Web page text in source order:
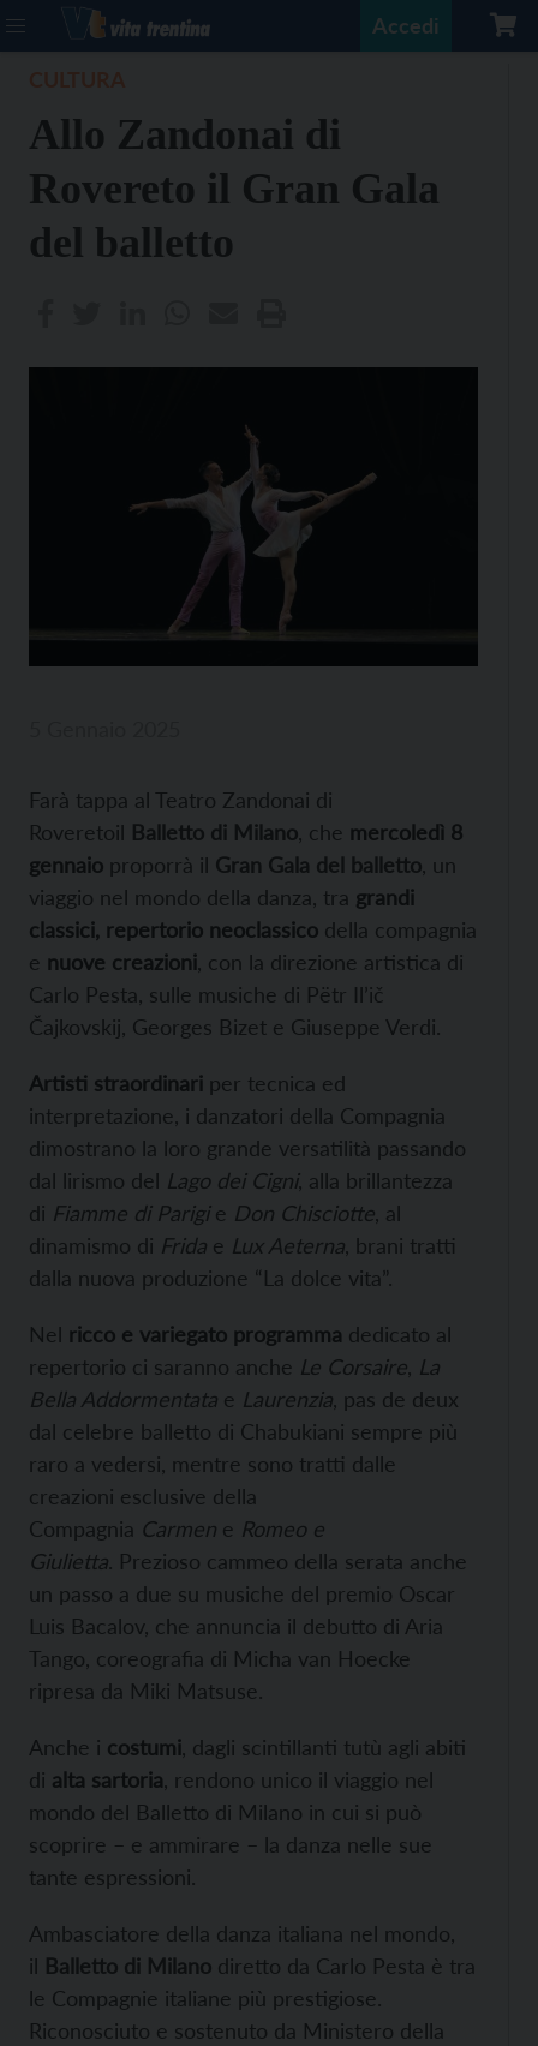
Accedi
Allo Zandonai di
Rovereto il Gran Gala
del balletto
Farà tappa al Teatro Zandonai di
Roveretoil Balletto di Milano , che mercoledì 8
gennaio proporrà il Gran Gala del balletto , un
viaggio nel mondo della danza, tra grandi
classici, repertorio neoclassico della compagnia
e nuove creazioni , con la direzione artistica di
Carlo Pesta, sulle musiche di Pëtr Il’ič
Čajkovskij, Georges Bizet e Giuseppe Verdi.
Artisti straordinari per tecnica ed
interpretazione, i danzatori della Compagnia
dimostrano la loro grande versatilità passando
dal lirismo del Lago dei Cigni, alla brillantezza
di Fiamme di Parigie Don Chisciotte , al
dinamismo di Frida e Lux Aeterna , brani tratti
dalla nuova produzione “La dolce vita”.
Nel ricco e variegato programma dedicato al
repertorio ci saranno anche Le Corsaire La
Bella Addormentata e Laurenzia , pas de deux
dal celebre balletto di Chabukiani sempre più
raro a vedersi, mentre sono tratti dalle
creazioni esclusive della
Compagnia Carmen e Romeo e
Giulietta. Prezioso cammeo della serata anche
un passo a due su musiche del premio Oscar
Luis Bacalov, che annuncia il debutto di Aria
Tango, coreografia di Micha van Hoecke
ripresa da Miki Matsuse.
Anche i costumi , dagli scintillanti tutù agli abiti
di alta sartoria , rendono unico il viaggio nel
mondo del Balletto di Milano in cui si può
scoprire – e ammirare – la danza nelle sue
tante espressioni.
Ambasciatore della danza italiana nel mondo,
il Balletto di Milano diretto da Carlo Pesta è tra
le Compagnie italiane più prestigiose.
Riconosciuto e sostenuto da Ministero della